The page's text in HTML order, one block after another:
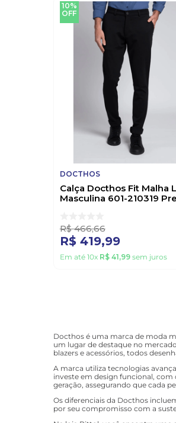
10%
OFF
DOCTHOS
Calça Docthos Fit Malha
Masculina 601-210319
R$ 466,66
R$ 419,99
Em até 10x R$ 41,99sem juros
Docthos é uma marca de moda
um lugar de destaque no
blazers e acessórios, todos
A marca utiliza tecnologias
investe em design funcional,
geração, assegurando que cada
Os diferenciais da Docthos
por seu compromisso com a